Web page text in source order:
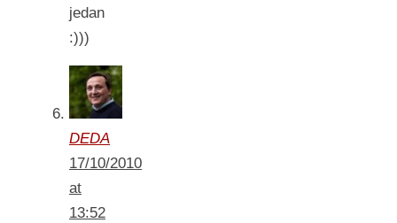
jedan
:)))
DEDA
17/10/2010
at
13:52